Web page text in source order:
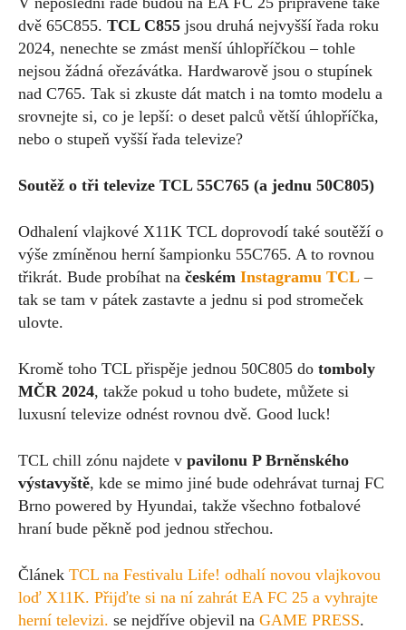
dvě 65C855. TCL C855 jsou druhá nejvyšší řada roku
2024, nenechte se zmást menší úhlopříčkou – tohle
nejsou žádná ořezávátka. Hardwarově jsou o stupínek
nad C765. Tak si zkuste dát match i na tomto modelu a
srovnejte si, co je lepší: o deset palců větší úhlopříčka,
nebo o stupeň vyšší řada televize?
Soutěž o tři televize TCL 55C765 (a jednu 50C805)
Odhalení vlajkové X11K TCL doprovodí také soutěží o
výše zmíněnou herní šampionku 55C765. A to rovnou
třikrát. Bude probíhat na českém Instagramu TCL –
tak se tam v pátek zastavte a jednu si pod stromeček
ulovte.
Kromě toho TCL přispěje jednou 50C805 do tomboly
MČR 2024, takže pokud u toho budete, můžete si
luxusní televize odnést rovnou dvě. Good luck!
TCL chill zónu najdete v pavilonu P Brněnského
výstavyště, kde se mimo jiné bude odehrávat turnaj FC
Brno powered by Hyundai, takže všechno fotbalové
hraní bude pěkně pod jednou střechou.
Článek TCL na Festivalu Life! odhalí novou vlajkovou
loď X11K. Přijďte si na ní zahrát EA FC 25 a vyhrajte
herní televizi. se nejdříve objevil na GAME PRESS.